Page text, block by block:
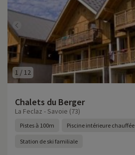
1 / 12
Chalets du Berger
La Feclaz - Savoie (73)
Pistes à 100m Piscine intérieure chauffée
Station de ski familiale